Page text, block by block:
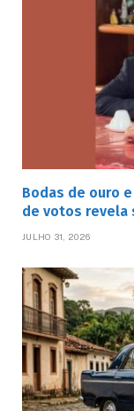
Bodas de ouro
de votos revela
JULHO 31, 2026